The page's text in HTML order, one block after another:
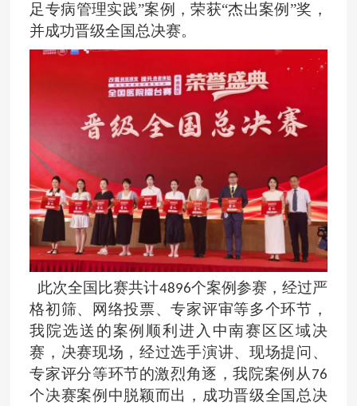
足专病管理实践”案例，荣获“杰出案例”奖，
并成功晋级全国总决赛。
此次全国比赛共计4896个案例参赛，经过严
格初筛、网络投票、专家评审等多个环节，
我院选送的案例顺利进入中南赛区区域决
赛，决赛现场，经过选手演讲、现场提问、
专家评分等环节的激烈角逐，我院案例从 76
个决赛案例中脱颖而出，成功晋级全国总决